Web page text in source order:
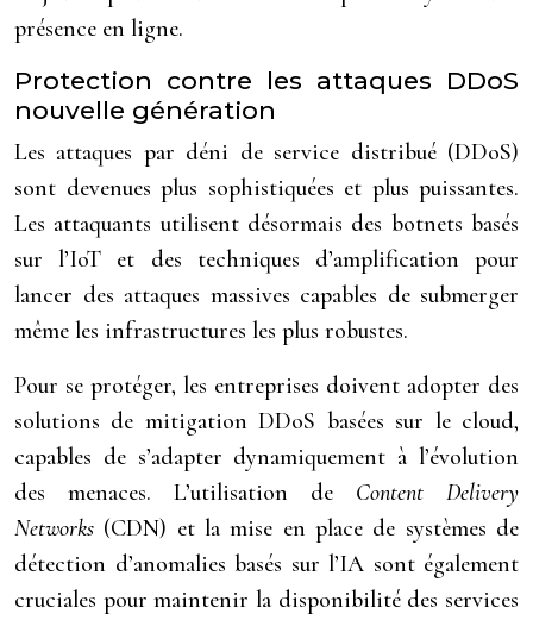
présence en ligne.
Protection contre les attaques DDoS
nouvelle génération
Les attaques par déni de service distribué (DDoS)
sont devenues plus sophistiquées et plus puissantes.
Les attaquants utilisent désormais des botnets basés
sur l’IoT et des techniques d’amplification pour
lancer des attaques massives capables de submerger
même les infrastructures les plus robustes.
Pour se protéger, les entreprises doivent adopter des
solutions de mitigation DDoS basées sur le cloud,
capables de s’adapter dynamiquement à l’évolution
des menaces. L’utilisation de Content Delivery
Networks (CDN) et la mise en place de systèmes de
détection d’anomalies basés sur l’IA sont également
cruciales pour maintenir la disponibilité des services